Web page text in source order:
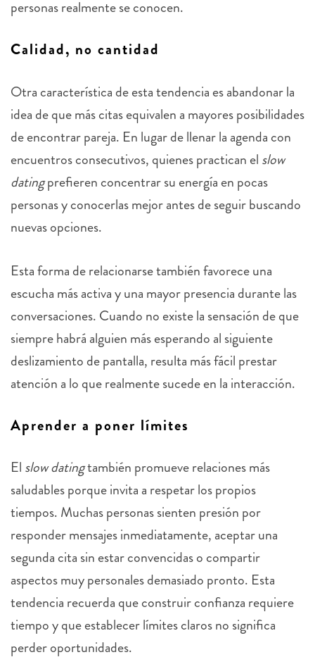
personas realmente se conocen.
Calidad, no cantidad
Otra característica de esta tendencia es abandonar la
idea de que más citas equivalen a mayores posibilidades
de encontrar pareja. En lugar de llenar la agenda con
encuentros consecutivos, quienes practican el slow
datingprefieren concentrar su energía en pocas
personas y conocerlas mejor antes de seguir buscando
nuevas opciones.
Esta forma de relacionarse también favorece una
escucha más activa y una mayor presencia durante las
conversaciones. Cuando no existe la sensación de que
siempre habrá alguien más esperando al siguiente
deslizamiento de pantalla, resulta más fácil prestar
atención a lo que realmente sucede en la interacción.
Aprender a poner límites
El slow datingtambién promueve relaciones más
saludables porque invita a respetar los propios
tiempos. Muchas personas sienten presión por
responder mensajes inmediatamente, aceptar una
segunda cita sin estar convencidas o compartir
aspectos muy personales demasiado pronto. Esta
tendencia recuerda que construir confianza requiere
tiempo y que establecer límites claros no significa
perder oportunidades.